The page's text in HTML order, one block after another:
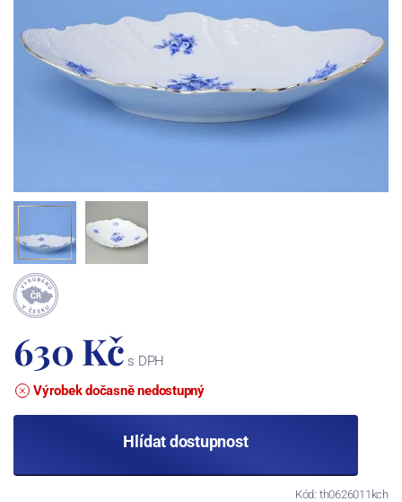
630 Kč s DPH
Výrobek dočasně nedostupný
Hlídat dostupnost
Kód: th0626011kch